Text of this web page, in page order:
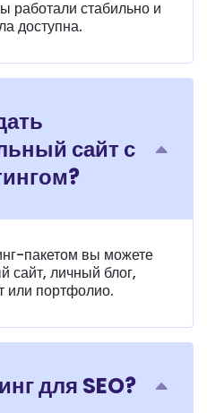
работали стабильно и
доступна.
сайт с
пакетом вы можете
сайт, личный блог,
или портфолио.
для SEO?